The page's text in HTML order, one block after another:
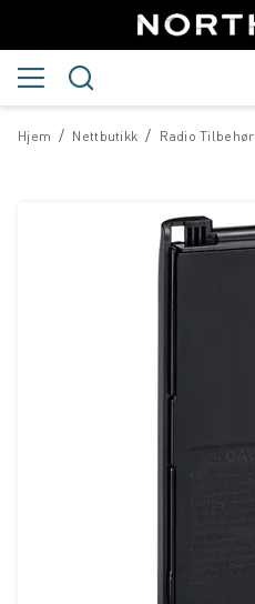
/
Hjem /
Nettbutikk Radio Tilbehør